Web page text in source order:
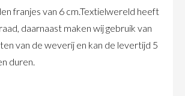
franjes van 6 cm.Textielwereld heeft
daarnaast maken wij gebruik van
van de weverij en kan de levertijd 5
duren.